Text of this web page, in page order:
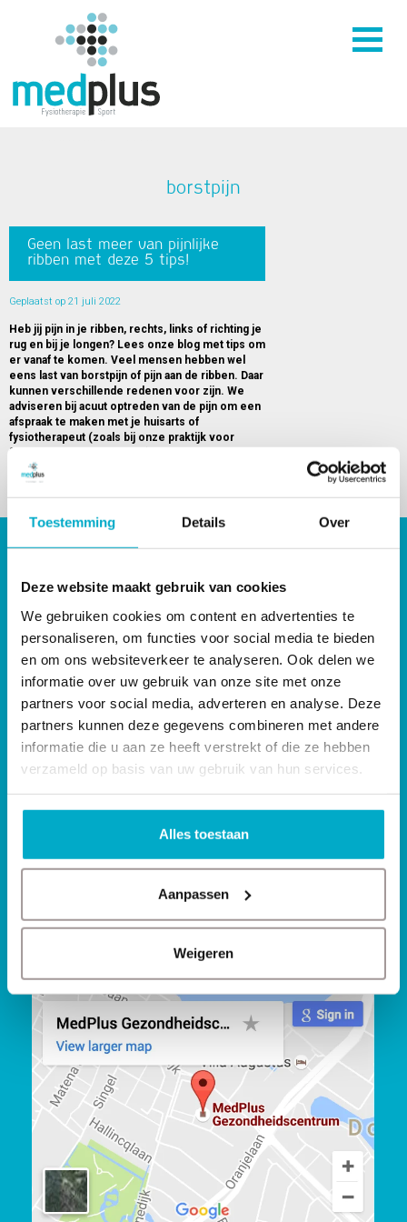
Toestemming Details Over
Deze website maakt gebruik van cookies
We gebruiken cookies om content en advertenties te
personaliseren, om functies voor social media te bieden
en om ons websiteverkeer te analyseren. Ook delen we
informatie over uw gebruik van onze site met onze
partners voor social media, adverteren en analyse. Deze
partners kunnen deze gegevens combineren met andere
informatie die u aan ze heeft verstrekt of die ze hebben
verzameld op basis van uw gebruik van hun services.
Alles toestaan
Aanpassen
Weigeren
borstpijn
Geen last meer van pijnlijke
ribben met deze 5 tips!
Geplaatst op 21 juli 2022
Heb jij pijn in je ribben, rechts, links of richting je
rug en bij je longen? Lees onze blog met tips om
er vanaf te komen. Veel mensen hebben wel
eens last van borstpijn of pijn aan de ribben. Daar
kunnen verschillende redenen voor zijn. We
adviseren bij acuut optreden van de pijn om een
afspraak te maken met je huisarts of
fysiotherapeut (zoals bij onze praktijk voor
fysiotherapie in Dordrecht
deze tips voor het verminderen van ribpijn.
Handige pagina’s
Lesrooster MedPlus sportlessen
Werken bij MedPlus
Praktijkruimte te huur in Dordrecht
Tarieven fysiotherapie
Contact
Algemene voorwaarden sportlessen
Onze behandelingen
Alle disciplines
Kinderfysiotherapie